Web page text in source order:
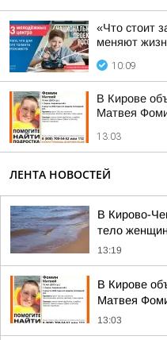
«Что стоит
меняют
10:09
В Кирове
Матвея
13:03
ЛЕНТА НОВОСТЕЙ
В Кирово-
тело
13:19
В Кирове
Матвея
13:03